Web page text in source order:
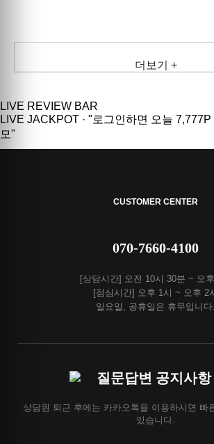
더보기 +
LIVE REVIEW BAR
LIVE JACKPOT · "로그인하면 오늘
모"
CUSTOMER CENTER
070-7660-4100
[상담시간] 오전 10시 30분 ~ 오
[점심시간] 오후 1시 ~ 오후 2
일요일, 공휴일은 휴무입니다.
질문답변 공지사
상담원 퇴근 후에는 카카오톡을 이용하시면 빠
있습니다.